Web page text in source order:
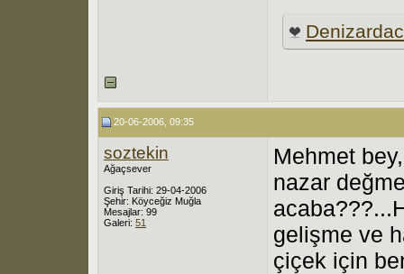
20-06-2006, 09:35
soztekin
Ağaçsever
Giriş Tarihi: 29-04-2006
Şehir: Köyceğiz Muğla
Mesajlar: 99
Galeri: 51
Mehmet
nazar
gelişme ve
çiçek için